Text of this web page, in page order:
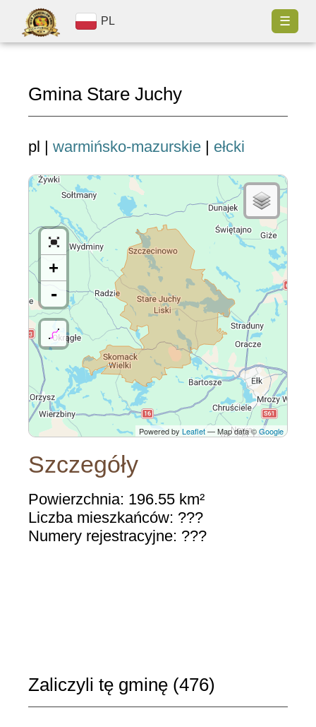
PL ☰
Gmina Stare Juchy
pl | warmińsko-mazurskie | ełcki
+
-
Powered by Leaflet— Map data ©Google
Szczegóły
Powierzchnia: 196.55 km²
Liczba mieszkańców: ???
Numery rejestracyjne: ???
Zaliczyli tę gminę (476)